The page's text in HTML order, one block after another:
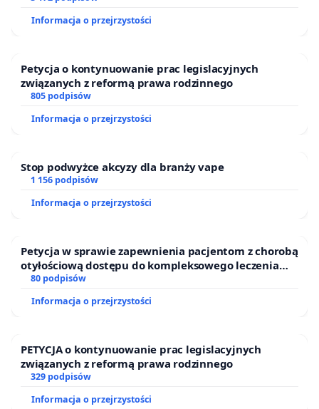
Informacja o przejrzystości
Petycja o kontynuowanie prac legislacyjnych
związanych z reformą prawa rodzinnego
805 podpisów
Informacja o przejrzystości
Stop podwyżce akcyzy dla branży vape
1 156 podpisów
Informacja o przejrzystości
Petycja w sprawie zapewnienia pacjentom z chorobą
otyłościową dostępu do kompleksowego leczenia
oraz programów profilaktycznych.
80 podpisów
Informacja o przejrzystości
PETYCJA o kontynuowanie prac legislacyjnych
związanych z reformą prawa rodzinnego
329 podpisów
Informacja o przejrzystości